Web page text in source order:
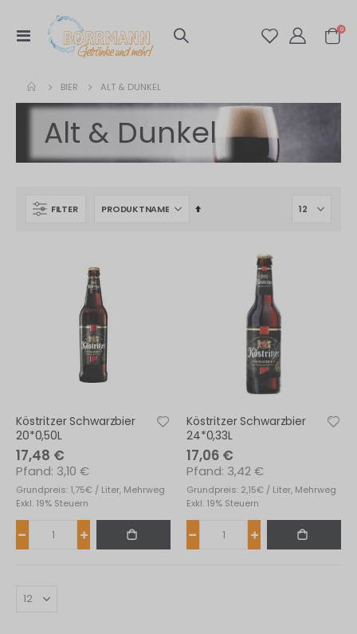
Navigation
umschalten
0
BIER ALT & DUNKEL
Alt & Dunkel
FILTER
In
Köstritzer Schwarzbier
20*0,50L
17,48 €
Grundpreis: 1,75€ / Liter, Mehrweg
3,10 €
Exkl. 19% Steuern
Köstritzer Schwarzbier
24*0,33L
17,06 €
Grundpreis: 2,15€ / Liter, Mehrweg
3,42 €
Exkl. 19% Steuern